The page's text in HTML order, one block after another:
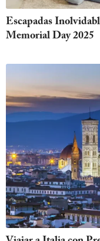
Escapadas
Memorial Day 2025